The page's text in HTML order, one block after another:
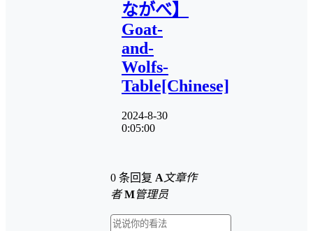
ながべ】
Goat-
and-
Wolfs-
Table[Chinese]
2024-8-30
0:05:00
0 条回复 A 文章作
者 M管理员